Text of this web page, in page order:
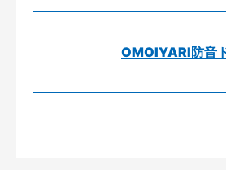
OMOIYARI防音